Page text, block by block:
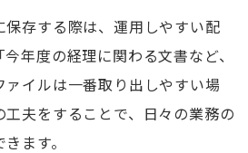
保存する際は、運用しやすい配
年度の経理に関わる文書など、
ァイルは一番取り出しやすい場
夫をすることで、日々の業務の
ます。